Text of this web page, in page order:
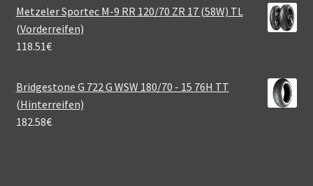
Metzeler Sportec M-9 RR 120/70 ZR 17 (58W) TL
(Vorderreifen)
118.51€
Bridgestone G 722 G WSW 180/70 - 15 76H TT
(Hinterreifen)
182.58€